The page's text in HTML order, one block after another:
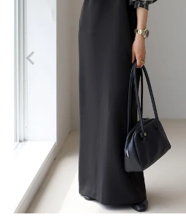
ACCOUNT MENU
会員登録
ジョーゼット
キャミワンピ